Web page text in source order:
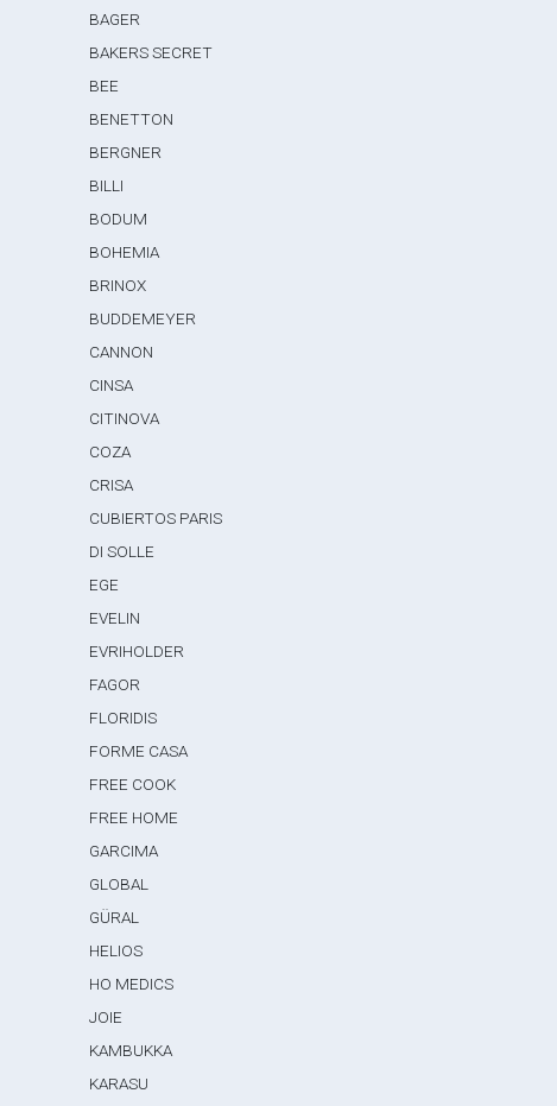
BAGER
BAKERS SECRET
BEE
BENETTON
BERGNER
BILLI
BODUM
BOHEMIA
BRINOX
BUDDEMEYER
CANNON
CINSA
CITINOVA
COZA
CRISA
CUBIERTOS PARIS
DI SOLLE
EGE
EVELIN
EVRIHOLDER
FAGOR
FLORIDIS
FORME CASA
FREE COOK
FREE HOME
GARCIMA
GLOBAL
GÜRAL
HELIOS
HO MEDICS
JOIE
KAMBUKKA
KARASU